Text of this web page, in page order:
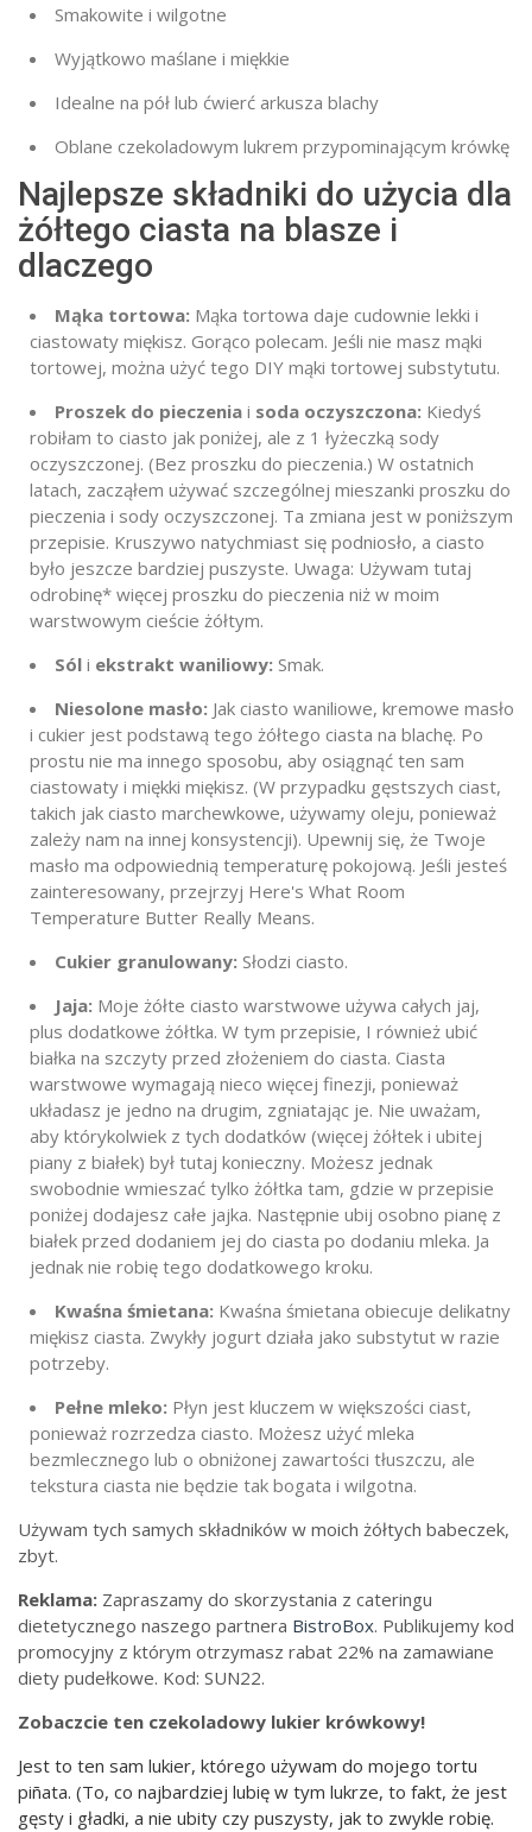
Smakowite i wilgotne
Wyjątkowo maślane i miękkie
Idealne na pół lub ćwierć arkusza blachy
Oblane czekoladowym lukrem przypominającym krówkę
Najlepsze składniki do użycia dla
żółtego ciasta na blasze i
dlaczego
Mąka tortowa: Mąka tortowa daje cudownie lekki i
ciastowaty miękisz. Gorąco polecam. Jeśli nie masz mąki
tortowej, można użyć tego DIY mąki tortowej substytutu.
Proszek do pieczenia i soda oczyszczona: Kiedyś
robiłam to ciasto jak poniżej, ale z 1 łyżeczką sody
oczyszczonej. (Bez proszku do pieczenia.) W ostatnich
latach, zacząłem używać szczególnej mieszanki proszku do
pieczenia i sody oczyszczonej. Ta zmiana jest w poniższym
przepisie. Kruszywo natychmiast się podniosło, a ciasto
było jeszcze bardziej puszyste. Uwaga: Używam tutaj
odrobinę* więcej proszku do pieczenia niż w moim
warstwowym cieście żółtym.
Sól i ekstrakt waniliowy: Smak.
Niesolone masło: Jak ciasto waniliowe, kremowe masło
i cukier jest podstawą tego żółtego ciasta na blachę. Po
prostu nie ma innego sposobu, aby osiągnąć ten sam
ciastowaty i miękki miękisz. (W przypadku gęstszych ciast,
takich jak ciasto marchewkowe, używamy oleju, ponieważ
zależy nam na innej konsystencji). Upewnij się, że Twoje
masło ma odpowiednią temperaturę pokojową. Jeśli jesteś
zainteresowany, przejrzyj Here's What Room
Temperature Butter Really Means.
Cukier granulowany: Słodzi ciasto.
Jaja: Moje żółte ciasto warstwowe używa całych jaj,
plus dodatkowe żółtka. W tym przepisie, I również ubić
białka na szczyty przed złożeniem do ciasta. Ciasta
warstwowe wymagają nieco więcej finezji, ponieważ
układasz je jedno na drugim, zgniatając je. Nie uważam,
aby którykolwiek z tych dodatków (więcej żółtek i ubitej
piany z białek) był tutaj konieczny. Możesz jednak
swobodnie wmieszać tylko żółtka tam, gdzie w przepisie
poniżej dodajesz całe jajka. Następnie ubij osobno pianę z
białek przed dodaniem jej do ciasta po dodaniu mleka. Ja
jednak nie robię tego dodatkowego kroku.
Kwaśna śmietana: Kwaśna śmietana obiecuje delikatny
miękisz ciasta. Zwykły jogurt działa jako substytut w razie
potrzeby.
Pełne mleko: Płyn jest kluczem w większości ciast,
ponieważ rozrzedza ciasto. Możesz użyć mleka
bezmlecznego lub o obniżonej zawartości tłuszczu, ale
tekstura ciasta nie będzie tak bogata i wilgotna.
Używam tych samych składników w moich żółtych babeczek,
zbyt.
Reklama: Zapraszamy do skorzystania z cateringu
dietetycznego naszego partnera BistroBox. Publikujemy kod
promocyjny z którym otrzymasz rabat 22% na zamawiane
diety pudełkowe. Kod: SUN22.
Zobaczcie ten czekoladowy lukier krówkowy!
Jest to ten sam lukier, którego używam do mojego tortu
piñata. (To, co najbardziej lubię w tym lukrze, to fakt, że jest
gęsty i gładki, a nie ubity czy puszysty, jak to zwykle robię.